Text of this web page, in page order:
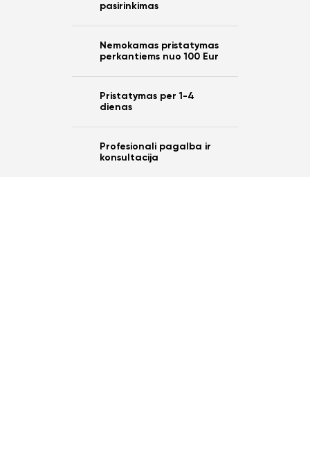
pasirinkimas
Nemokamas pristatymas
perkantiems nuo 100 Eur
Pristatymas per 1-4
dienas
Profesionali pagalba ir
konsultacija